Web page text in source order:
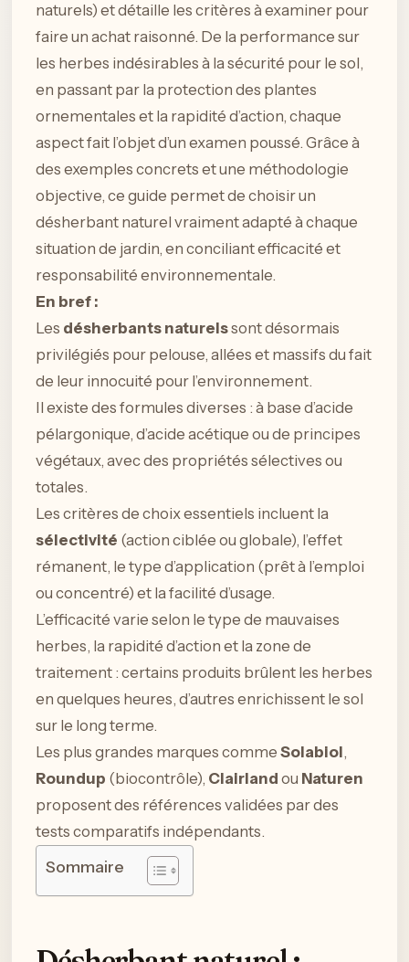
naturels) et détaille les critères à examiner pour
faire un achat raisonné. De la performance sur
les herbes indésirables à la sécurité pour le sol,
en passant par la protection des plantes
ornementales et la rapidité d’action, chaque
aspect fait l’objet d’un examen poussé. Grâce à
des exemples concrets et une méthodologie
objective, ce guide permet de choisir un
désherbant naturel vraiment adapté à chaque
situation de jardin, en conciliant efficacité et
responsabilité environnementale.
En bref :
Les désherbants naturelssont désormais
privilégiés pour pelouse, allées et massifs du fait
de leur innocuité pour l’environnement.
Il existe des formules diverses : à base d’acide
pélargonique, d’acide acétique ou de principes
végétaux, avec des propriétés sélectives ou
totales.
Les critères de choix essentiels incluent la
sélectivité (action ciblée ou globale), l’effet
rémanent, le type d’application (prêt à l’emploi
ou concentré) et la facilité d’usage.
L’efficacité varie selon le type de mauvaises
herbes, la rapidité d’action et la zone de
traitement : certains produits brûlent les herbes
en quelques heures, d’autres enrichissent le sol
sur le long terme.
Les plus grandes marques comme Solabiol,
Roundup (biocontrôle), Clairland ou Naturen
proposent des références validées par des
tests comparatifs indépendants.
Sommaire